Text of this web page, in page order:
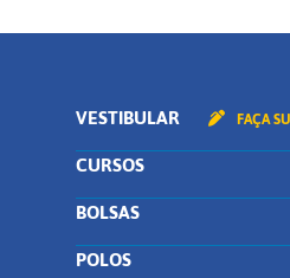
VESTIBULAR FAÇA
CURSOS
BOLSAS
POLOS